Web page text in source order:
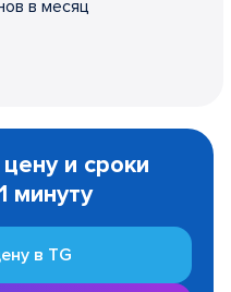
в месяц
и сроки
минуту
в TG